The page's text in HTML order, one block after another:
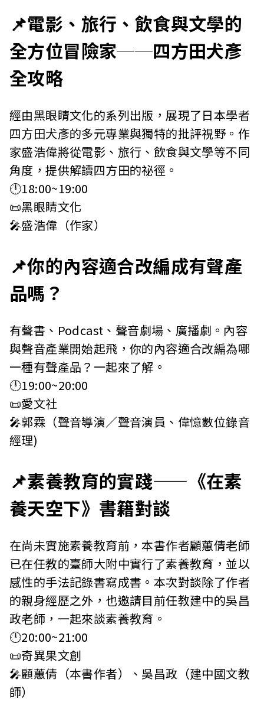
📌電影、旅行、飲食與文學的
全方位冒險家──四方田犬彥
全攻略
經由黑眼睛文化的系列出版，展現了日本學者
四方田犬彥的多元專業與獨特的批評視野。作
家盛浩偉將從電影、旅行、飲食與文學等不同
角度，提供解讀四方田的祕徑。
🕛18:00~19:00
📜黑眼睛文化
🎤盛浩偉（作家）
📌你的內容適合改編成有聲產
品嗎？
有聲書、Podcast、聲音劇場、廣播劇。內容
與聲音產業開始起飛，你的內容適合改編為哪
一種有聲產品？一起來了解。
🕛19:00~20:00
📜愛文社
🎤郭霖（聲音導演／聲音演員、偉憶數位錄音
經理)
📌素養教育的實踐——《在素
養天空下》書籍對談
在尚未實施素養教育前，本書作者顧蕙倩老師
已在任教的臺師大附中實行了素養教育，並以
感性的手法記錄書寫成書。本次對談除了作者
的親身經歷之外，也邀請目前任教建中的吳昌
政老師，一起來談素養教育。
🕛20:00~21:00
📜奇異果文創
🎤顧蕙倩（本書作者）、吳昌政（建中國文教
師）